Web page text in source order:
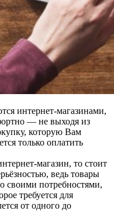
интернет-магазинами,
— не выходя из
которую Вам
только оплатить
магазин, то стоит
ведь товары
своими потребностями,
требуется для
от одного до